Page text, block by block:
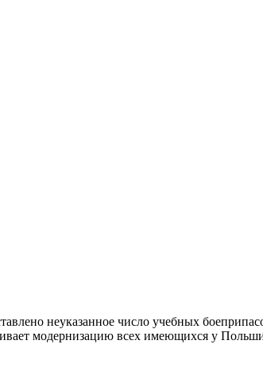
неуказанное число учебных
модернизацию всех имеющихся у